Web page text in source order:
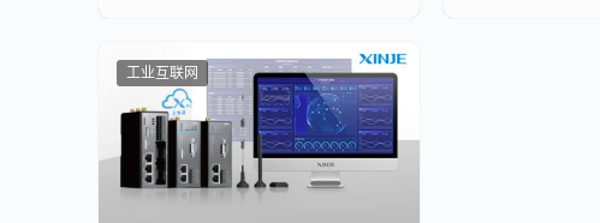
工业互联网